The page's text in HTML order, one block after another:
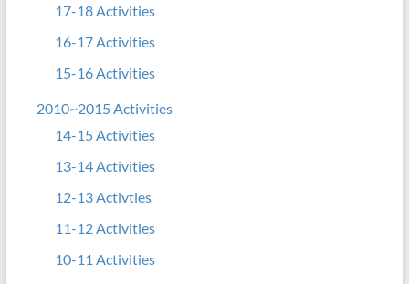
17-18 Activities
16-17 Activities
15-16 Activities
2010~2015 Activities
14-15 Activities
13-14 Activities
12-13 Activties
11-12 Activities
10-11 Activities